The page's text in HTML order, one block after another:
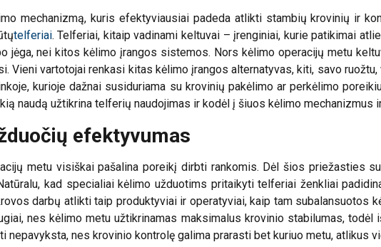
mechanizmą, kuris efektyviausiai padeda atlikti stambių krovinių ir
telferiai. Telferiai, kitaip vadinami keltuvai – įrenginiai, kurie patikimai
jėga, nei kitos kėlimo įrangos sistemos. Nors kėlimo operacijų metu
Vieni vartotojai renkasi kitas kėlimo įrangos alternatyvas, kiti, savo
kurioje dažnai susiduriama su krovinių pakėlimo ar perkėlimo
naudą užtikrina telferių naudojimas ir kodėl į šiuos kėlimo mechanizmus
efektyvumas
metu visiškai pašalina poreikį dirbti rankomis. Dėl šios priežasties
kad specialiai kėlimo užduotims pritaikyti telferiai ženkliai
darbų atlikti taip produktyviai ir operatyviai, kaip tam subalansuotos
nes kėlimo metu užtikrinamas maksimalus krovinio stabilumas,
nepavyksta, nes krovinio kontrolę galima prarasti bet kuriuo metu, atlikus